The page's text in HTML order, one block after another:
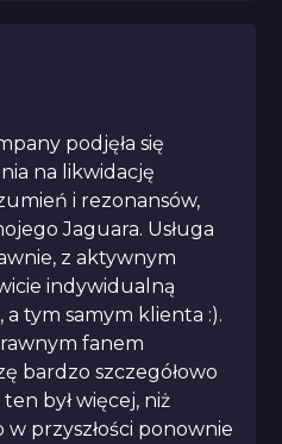
podjęła się
na likwidację
i rezonansów,
Jaguara. Usługa
z aktywnym
indywidualną
a tym samym klienta :).
fanem
bardzo szczegółowo
był więcej, niż
przyszłości ponownie